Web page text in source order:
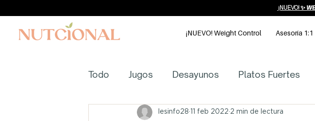
¡NUEVO! Weight Control Asesoría 1:1
¡NUEVO! ✨
Todo Jugos Desayunos Platos Fuertes
Licuados Tés Ensaladas Artículos de
lesinfo28 11 feb 2022 2 min de lectura